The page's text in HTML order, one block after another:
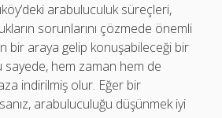
arabuluculuk süreçleri,
sorunlarını çözmede önemli
bir araya gelip konuşabileceği bir
hem zaman hem de
indirilmiş olur. Eğer bir
arabuluculuğu düşünmek iyi